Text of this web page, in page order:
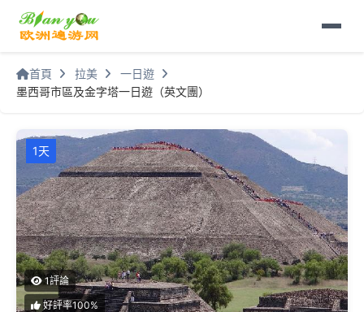
首頁 拉美
一日遊
墨西哥市區及金字塔一日遊（英文團）
1天
1評論
好評率100%